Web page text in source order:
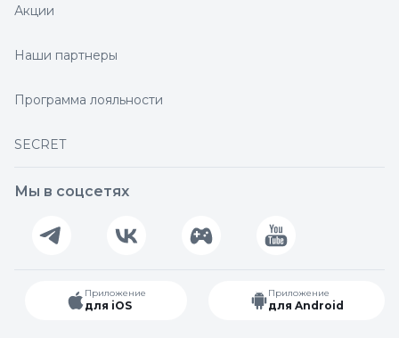
Акции
Наши партнеры
Программа лояльности
SECRET
Мы в соцсетях
Приложение
для iOS
Приложение
для Android